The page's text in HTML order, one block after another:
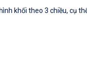
khối theo 3 chiều, cụ